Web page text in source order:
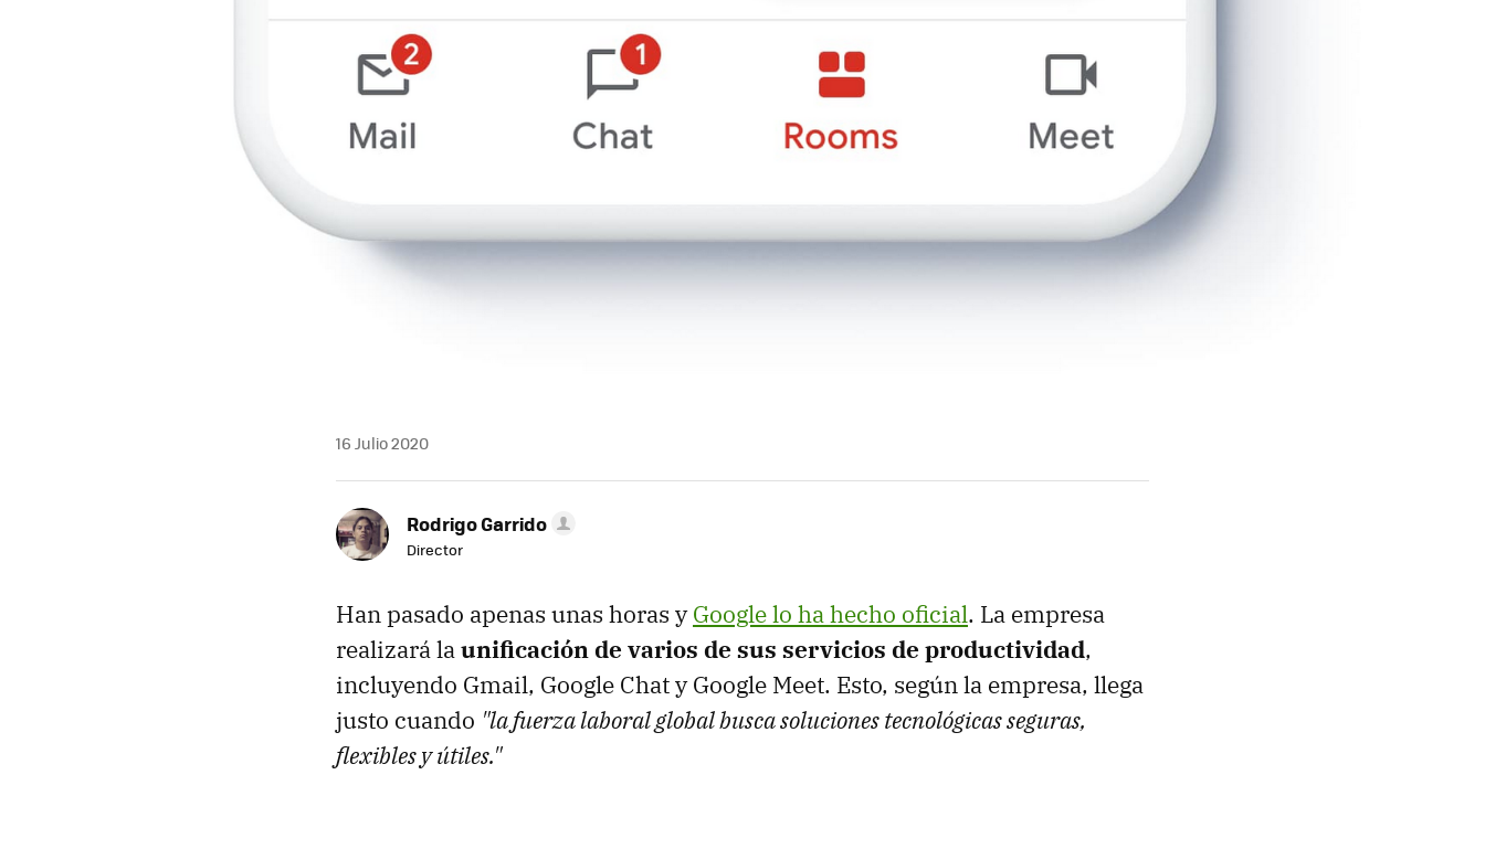
16 Julio 2020
Rodrigo Garrido
Director
Han pasado apenas unas horas yGoogle lo ha hecho oficial. La empresa
realizará launificación de varios de sus servicios de productividad,
incluyendo Gmail, Google Chat y Google Meet. Esto, según la empresa, llega
justo cuando "la fuerza laboral global busca soluciones tecnológicas seguras,
flexibles y útiles."